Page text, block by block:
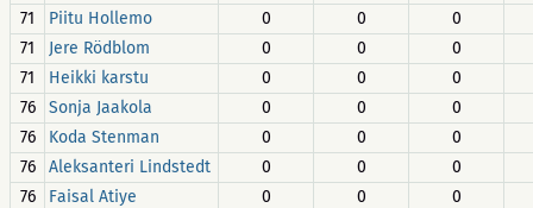
71
Piitu Hollemo 0 0
0
71
Jere Rödblom 0 0
0
71
Heikki karstu 0 0
0
76
Sonja Jaakola 0 0
0
76
Koda Stenman 0 0
0
76
Aleksanteri Lindstedt 0 0
0
76
Faisal Atiye 0 0 0